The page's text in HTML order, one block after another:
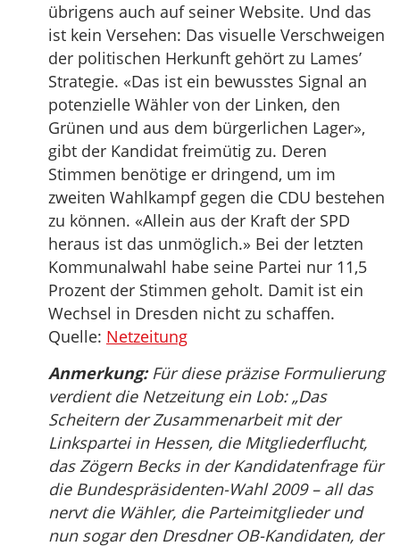
übrigens auch auf seiner Website. Und das
ist kein Versehen: Das visuelle Verschweigen
der politischen Herkunft gehört zu Lames’
Strategie. «Das ist ein bewusstes Signal an
potenzielle Wähler von der Linken, den
Grünen und aus dem bürgerlichen Lager»,
gibt der Kandidat freimütig zu. Deren
Stimmen benötige er dringend, um im
zweiten Wahlkampf gegen die CDU bestehen
zu können. «Allein aus der Kraft der SPD
heraus ist das unmöglich.» Bei der letzten
Kommunalwahl habe seine Partei nur 11,5
Prozent der Stimmen geholt. Damit ist ein
Wechsel in Dresden nicht zu schaffen.
Quelle: Netzeitung
Anmerkung:Für diese präzise Formulierung
verdient die Netzeitung ein Lob: „Das
Scheitern der Zusammenarbeit mit der
Linkspartei in Hessen, die Mitgliederflucht,
das Zögern Becks in der Kandidatenfrage für
die Bundespräsidenten-Wahl 2009 – all das
nervt die Wähler, die Parteimitglieder und
nun sogar den Dresdner OB-Kandidaten, der